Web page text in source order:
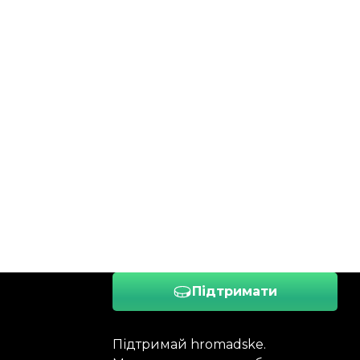
Підтримати
Підтримай hromadske.